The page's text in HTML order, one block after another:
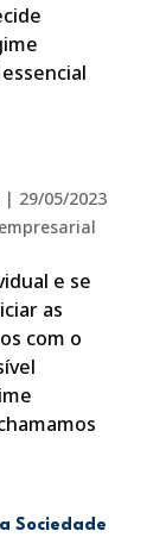
| 29/05/2023
e se
as
com o
Sociedade